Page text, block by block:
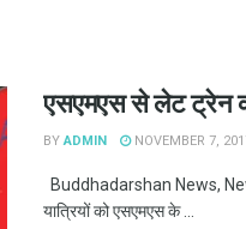
एसएमएस से लेट ट्रेन
BY ADMIN NOVEMBER 7,
Buddhadarshan News,
यात्रियों को एसएमएस के ...